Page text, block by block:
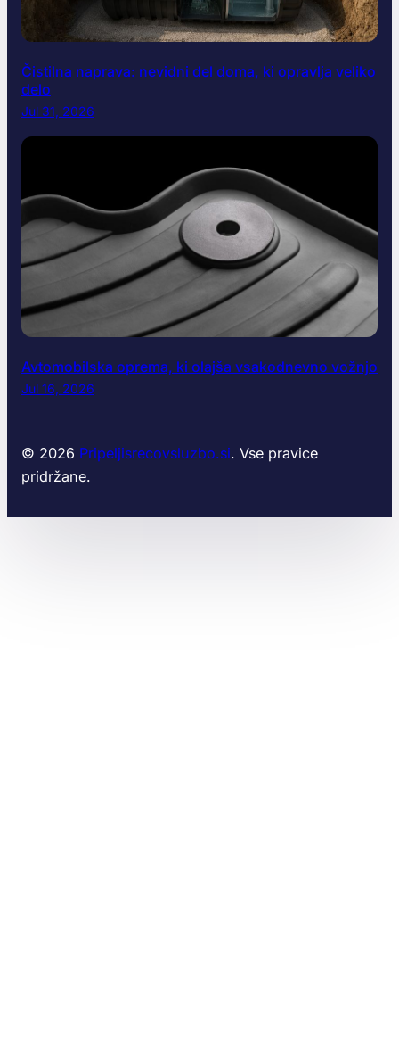
Čistilna naprava: nevidni del doma, ki opravlja veliko
delo
Jul 31, 2026
Avtomobilska oprema, ki olajša vsakodnevno vožnjo
Jul 16, 2026
© 2026 Pripeljisrecovsluzbo.si. Vse pravice
pridržane.